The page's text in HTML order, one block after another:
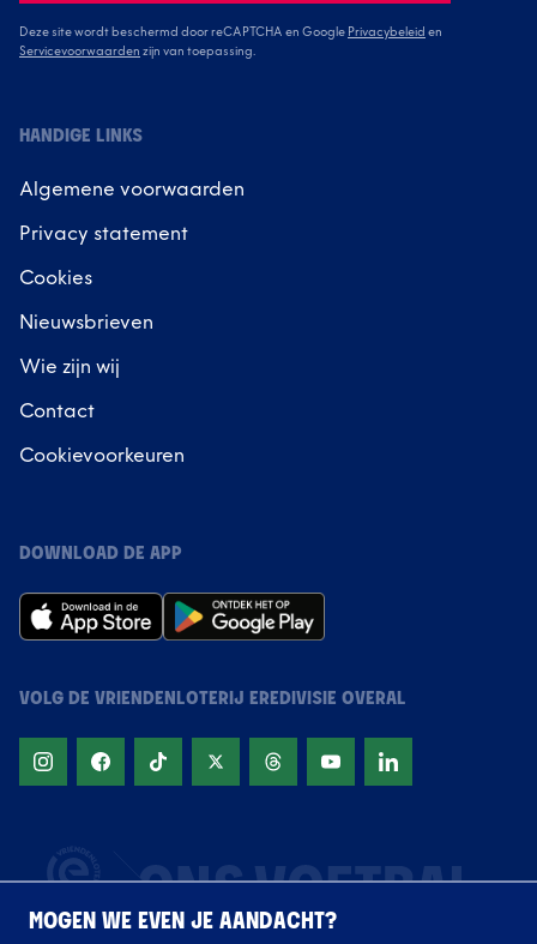
Deze site wordt beschermd door reCAPTCHA en Google Privacybeleid en
Servicevoorwaarden zijn van toepassing.
HANDIGE LINKS
Algemene voorwaarden
Privacy statement
Cookies
Nieuwsbrieven
Wie zijn wij
Contact
Cookievoorkeuren
DOWNLOAD DE APP
VOLG DE VRIENDENLOTERIJ EREDIVISIE OVERAL
MOGEN WE EVEN JE AANDACHT?